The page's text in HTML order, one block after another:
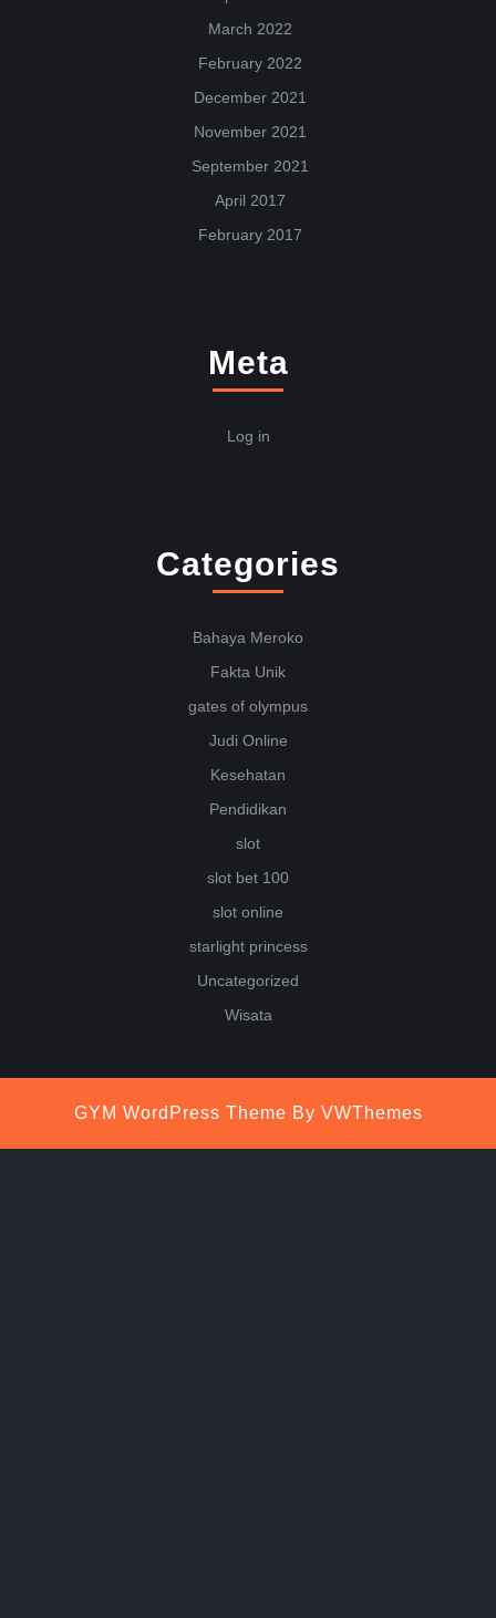
March 2022
February 2022
December 2021
November 2021
September 2021
April 2017
February 2017
Meta
Log in
Categories
Bahaya Meroko
Fakta Unik
gates of olympus
Judi Online
Kesehatan
Pendidikan
slot
slot bet 100
slot online
starlight princess
Uncategorized
Wisata
GYM WordPress Theme By VWThemes